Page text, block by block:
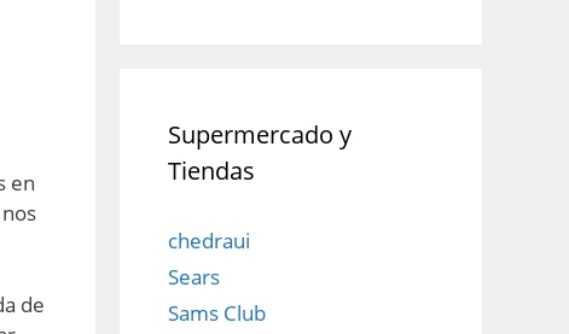
en
de
Supermercado y
Tiendas
chedraui
Sears
Sams Club